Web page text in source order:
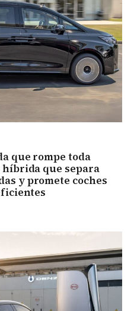
que rompe toda
que separa
y promete coches